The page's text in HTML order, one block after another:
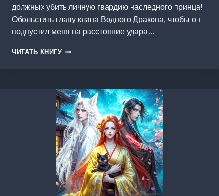
должных убить личную гвардию наследного принца!
Обольстить главу клана Водного Дракона, чтобы он
подпустил меня на расстояние удара…
ЧИТАТЬ КНИГУ ТАНЕЦ